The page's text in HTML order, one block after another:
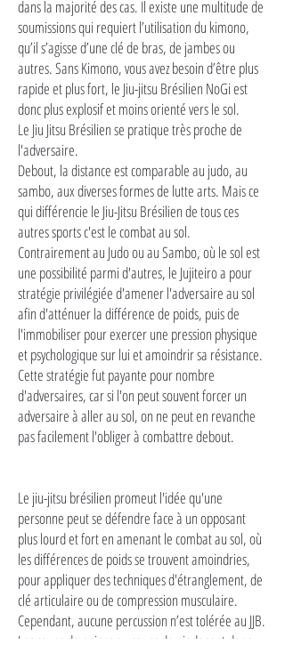
dans la majorité des cas. Il existe une multitude de
soumissions qui requiert l’utilisation du kimono,
qu’il s’agisse d’une clé de bras, de jambes ou
autres. Sans Kimono, vous avez besoin d’être plus
rapide et plus fort, le Jiu-jitsu Brésilien NoGi est
donc plus explosif et moins orienté vers le sol.
Le Jiu Jitsu Brésilien se pratique très proche de
l'adversaire.
Debout, la distance est comparable au judo, au
sambo, aux diverses formes de lutte arts. Mais ce
qui différencie le Jiu-Jitsu Brésilien de tous ces
autres sports c'est le combat au sol.
Contrairement au Judo ou au Sambo, où le sol est
une possibilité parmi d'autres, le Jujiteiro a pour
stratégie privilégiée d'amener l'adversaire au sol
afin d'atténuer la différence de poids, puis de
l'immobiliser pour exercer une pression physique
et psychologique sur lui et amoindrir sa résistance.
Cette stratégie fut payante pour nombre
d'adversaires, car si l'on peut souvent forcer un
adversaire à aller au sol, on ne peut en revanche
pas facilement l'obliger à combattre debout.
Le jiu-jitsu brésilien promeut l'idée qu'une
personne peut se défendre face à un opposant
plus lourd et fort en amenant le combat au sol, où
les différences de poids se trouvent amoindries,
pour appliquer des techniques d'étranglement, de
clé articulaire ou de compression musculaire.
Cependant, aucune percussion n’est tolérée au JJB.
Les coups de poings ou coups de pieds sont donc